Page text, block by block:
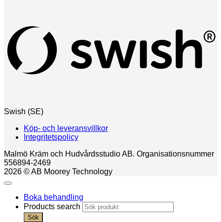
Swish (SE)
Köp- och leveransvillkor
Integritetspolicy
Malmö Kräm och Hudvårdsstudio AB. Organisationsnummer
556894-2469
2026 © AB Moorey Technology
Boka behandling
Products search
Sök